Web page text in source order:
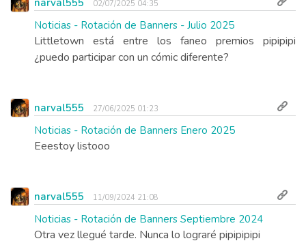
narval555 02/07/2025 04:35
Noticias - Rotación de Banners - Julio 2025
Littletown está entre los faneo premios pipipipi
¿puedo participar con un cómic diferente?
narval555 27/06/2025 01:23
Noticias - Rotación de Banners Enero 2025
Eeestoy listooo
narval555 11/09/2024 21:08
Noticias - Rotación de Banners Septiembre 2024
Otra vez llegué tarde. Nunca lo lograré pipipipipi